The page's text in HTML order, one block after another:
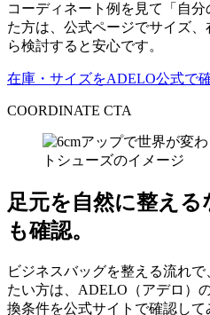
コーディネート例を見て「自
た方は、公式ページでサイズ
ら検討すると安心です。
在庫・サイズをADELO公式で
COORDINATE CTA
足元を自然に整え
も確認。
ビジネスバッグを整える流れ
たい方は、ADELO（アデロ）
換条件を公式サイトで確認して